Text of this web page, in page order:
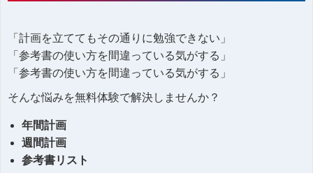
「計画を立ててもその通りに勉強できない」
「参考書の使い方を間違っている気がする」
「参考書の使い方を間違っている気がする」
そんな悩みを無料体験で解決しませんか？
年間計画
週間計画
参考書リスト